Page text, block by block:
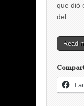
que dió
del…
Read